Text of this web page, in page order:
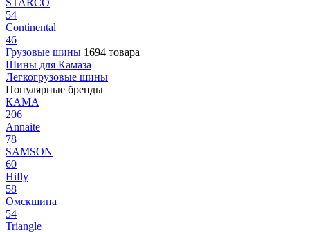
STARCO
54
Continental
46
Грузовые шины 1694 товара
Шины для Камаза
Легкогрузовые шины
Популярные бренды
КАМА
206
Annaite
78
SAMSON
60
Hifly
58
Омскшина
54
Triangle